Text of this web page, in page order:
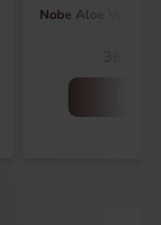
Nobe Aloe Vera